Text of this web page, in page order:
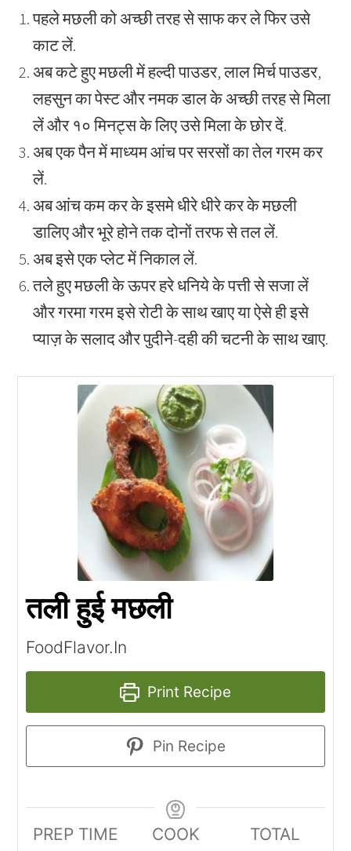
पहले मछली को अच्छी तरह से साफ कर ले फिर उसे
काट लें.
अब कटे हुए मछली में हल्दी पाउडर, लाल मिर्च पाउडर,
लहसुन का पेस्ट और नमक डाल के अच्छी तरह से मिला
लें और १० मिनट्स के लिए उसे मिला के छोर दें.
अब एक पैन में माध्यम आंच पर सरसों का तेल गरम कर
लें.
अब आंच कम कर के इसमे धीरे धीरे कर के मछली
डालिए और भूरे होने तक दोनों तरफ से तल लें.
अब इसे एक प्लेट में निकाल लें.
तले हुए मछली के ऊपर हरे धनिये के पत्ती से सजा लें
और गरमा गरम इसे रोटी के साथ खाए या ऐसे ही इसे
प्याज़ के सलाद और पुदीने-दही की चटनी के साथ खाए.
तली हुई मछली
FoodFlavor.In
Print Recipe
Pin Recipe
PREP TIME
COOK
TOTAL